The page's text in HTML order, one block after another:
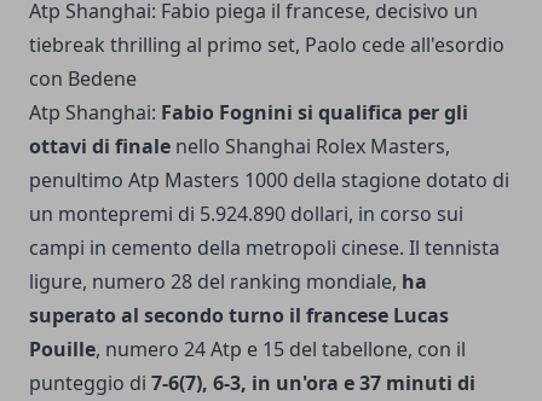
Atp Shanghai: Fabio piega il francese, decisivo un
tiebreak thrilling al primo set, Paolo cede all'esordio
con Bedene
Atp Shanghai: Fabio Fognini si qualifica per gli
ottavi di finale nello Shanghai Rolex Masters,
penultimo Atp Masters 1000 della stagione dotato di
un montepremi di 5.924.890 dollari, in corso sui
campi in cemento della metropoli cinese. Il tennista
ligure, numero 28 del ranking mondiale, ha
superato al secondo turno il francese Lucas
Pouille, numero 24 Atp e 15 del tabellone, con il
punteggio di 7-6(7), 6-3, in un'ora e 37 minuti di